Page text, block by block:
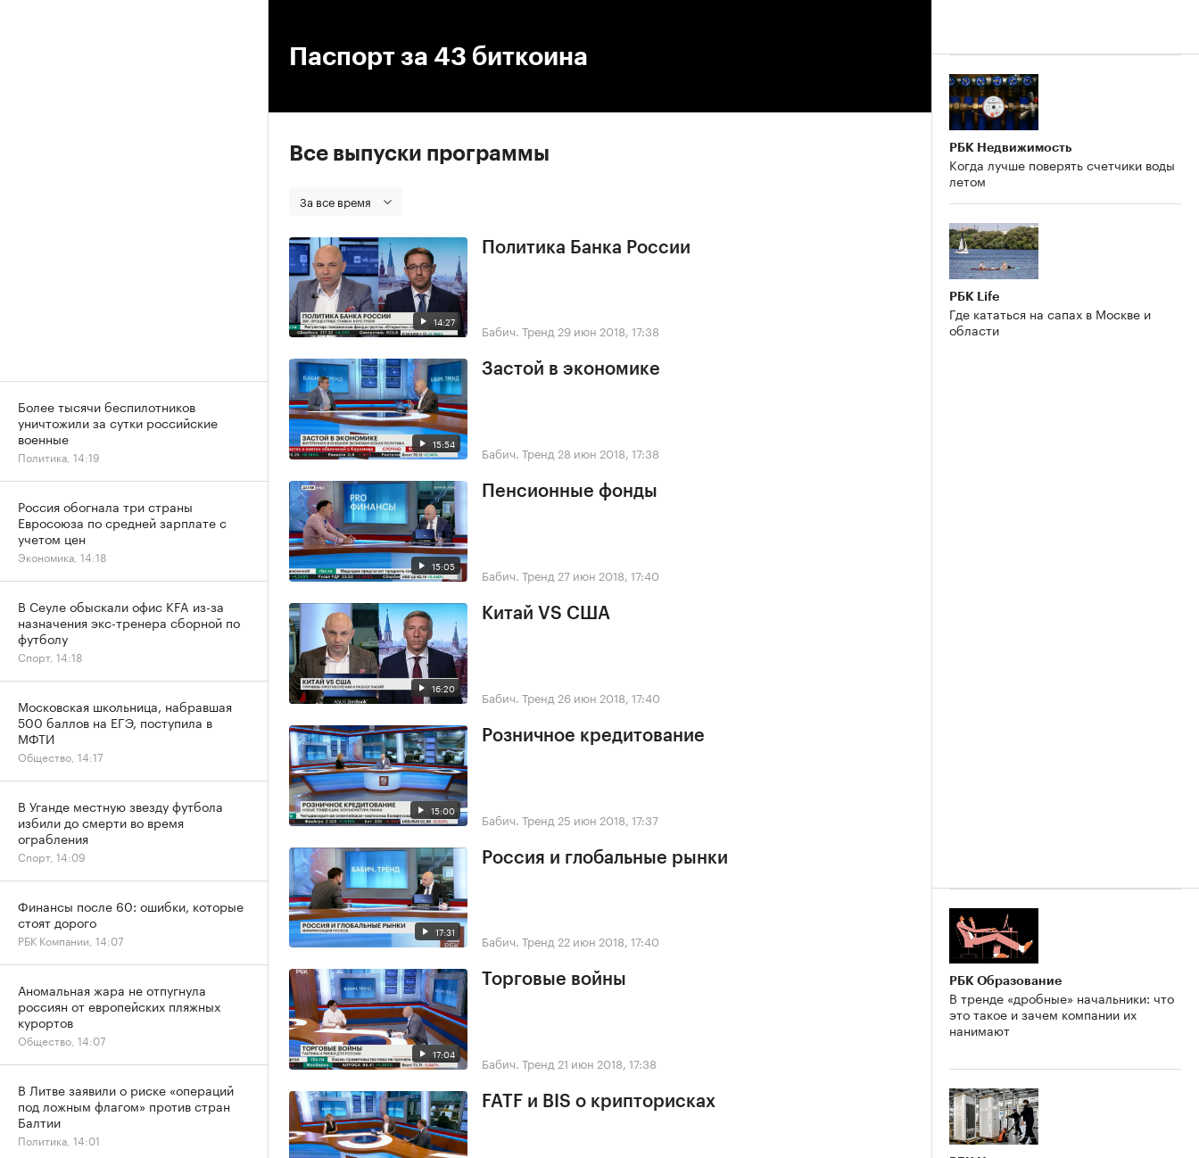
Паспорт за 43 биткоина
Все выпуски программы
За все время
14:27
Политика Банка России
Бабич. Тренд 29 июн 2018, 17:38
15:54
Застой в экономике
Бабич. Тренд 28 июн 2018, 17:38
15:05
Пенсионные фонды
Бабич. Тренд 27 июн 2018, 17:40
16:20
Китай VS США
Бабич. Тренд 26 июн 2018, 17:40
15:00
Розничное кредитование
Бабич. Тренд 25 июн 2018, 17:37
17:31
Россия и глобальные рынки
Бабич. Тренд 22 июн 2018, 17:40
17:04
Торговые войны
Бабич. Тренд 21 июн 2018, 17:38
FATF и BIS о крипторисках
РБК Недвижимость
Когда лучше поверять счетчики воды
летом
РБК Life
Где кататься на сапах в Москве и
области
РБК Образование
В тренде «дробные» начальники: что
это такое и зачем компании их
нанимают
Более тысячи беспилотников
уничтожили за сутки российские
военные
Политика, 14:19
Россия обогнала три страны
Евросоюза по средней зарплате с
учетом цен
Экономика, 14:18
В Сеуле обыскали офис KFA из-за
назначения экс-тренера сборной по
футболу
Спорт, 14:18
Московская школьница, набравшая
500 баллов на ЕГЭ, поступила в
МФТИ
Общество, 14:17
В Уганде местную звезду футбола
избили до смерти во время
ограбления
Спорт, 14:09
Финансы после 60: ошибки, которые
стоят дорого
РБК Компании, 14:07
Аномальная жара не отпугнула
россиян от европейских пляжных
курортов
Общество, 14:07
В Литве заявили о риске «операций
под ложным флагом» против стран
Балтии
Политика, 14:01